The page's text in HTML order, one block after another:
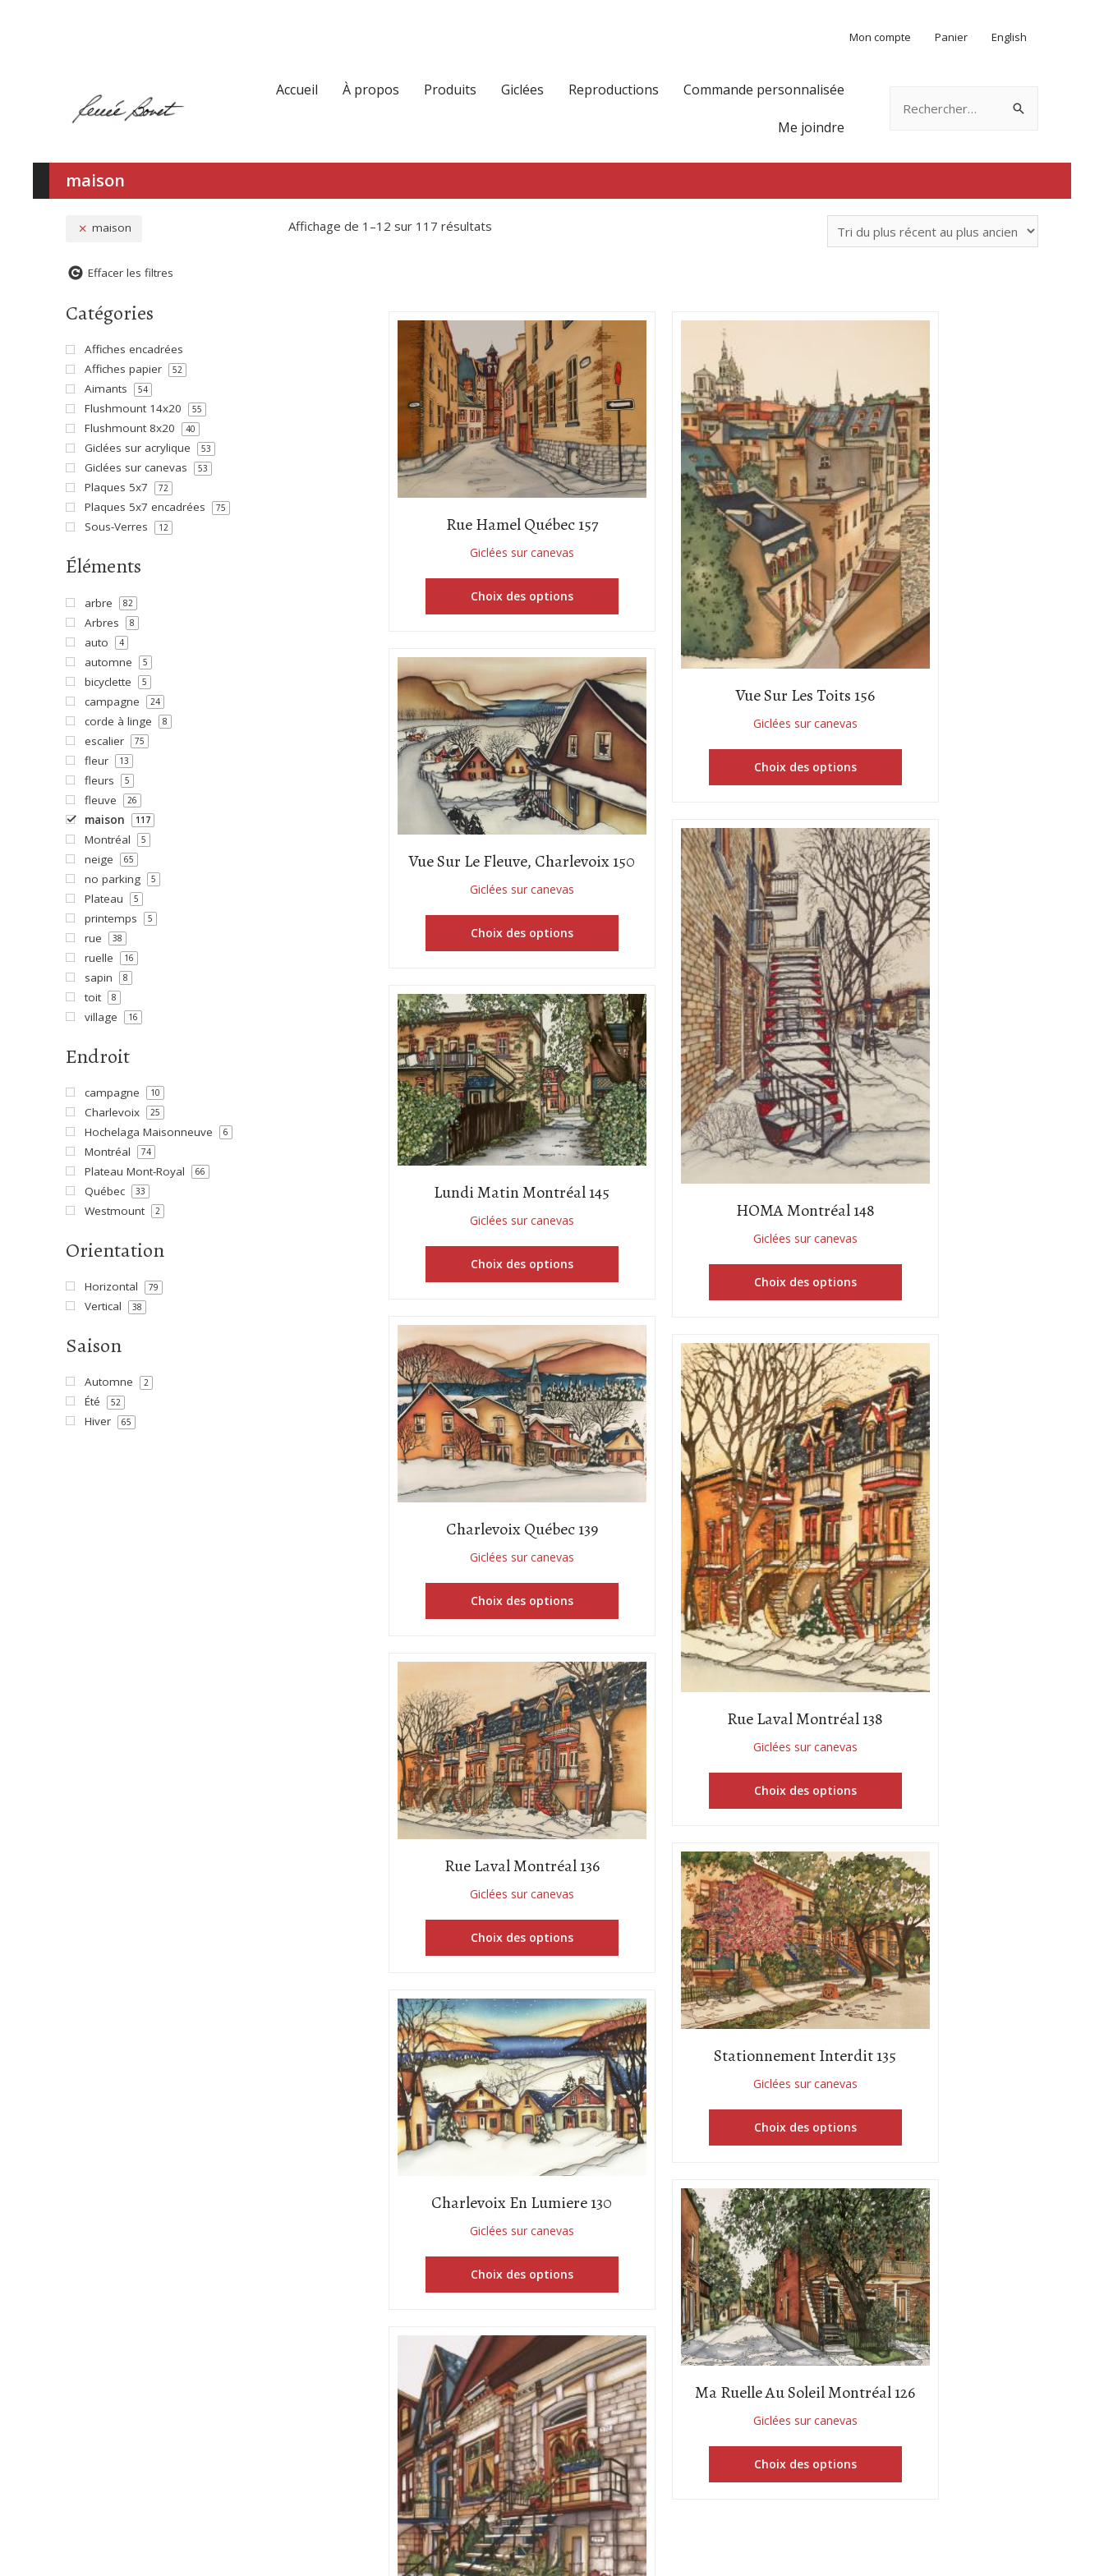
Mon compte Panier English
Accueil À propos Produits Giclées Reproductions Commande personnalisée
Me joindre
maison
maison
Effacer les filtres
Catégories
Affiches encadrées
Affiches papier
52
Aimants 54
Flushmount 14x20 55
Flushmount 8x20 40
Giclées sur acrylique 53
Giclées sur canevas 53
Plaques 5x7 72
Plaques 5x7 encadrées 75
Sous-Verres 12
Éléments
arbre 82
Arbres 8
auto 4
automne 5
bicyclette 5
campagne 24
corde à linge 8
escalier 75
fleur 13
fleurs 5
fleuve 26
maison 117
Montréal 5
neige 65
no parking 5
Plateau 5
printemps 5
rue 38
ruelle 16
sapin 8
toit 8
village 16
Endroit
campagne 10
Charlevoix 25
Hochelaga Maisonneuve 6
Montréal 74
Plateau Mont-Royal 66
Québec 33
Westmount 2
Orientation
Horizontal 79
Vertical 38
Saison
Automne 2
Été 52
Hiver 65
Affichage de 1–12 sur 117 résultats
Rue Hamel Québec 157
Giclées sur canevas
Choix des options
Vue Sur Les Toits 156
Giclées sur canevas
Choix des options
Vue Sur Le Fleuve, Charlevoix 150
Giclées sur canevas
Choix des options
HOMA Montréal 148
Giclées sur canevas
Choix des options
Lundi Matin Montréal 145
Giclées sur canevas
Choix des options
Charlevoix Québec 139
Giclées sur canevas
Choix des options
Rue Laval Montréal 138
Giclées sur canevas
Choix des options
Rue Laval Montréal 136
Giclées sur canevas
Choix des options
Stationnement Interdit 135
Giclées sur canevas
Choix des options
Charlevoix En Lumiere 130
Giclées sur canevas
Choix des options
Ma Ruelle Au Soleil Montréal 126
Giclées sur canevas
Choix des options